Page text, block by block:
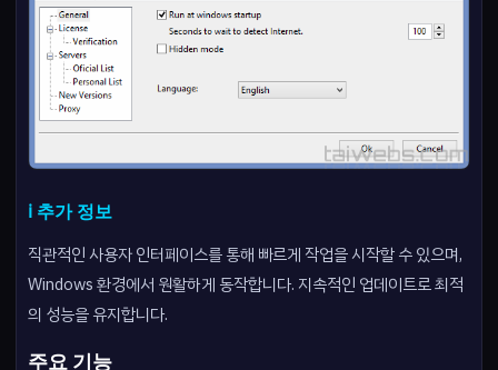
ℹ️ 추가 정보
직관적인 사용자 인터페이스를 통해 빠르게 작업을 시작할 수 있으며,
Windows 환경에서 원활하게 동작합니다. 지속적인 업데이트로 최적
의 성능을 유지합니다.
주요 기능